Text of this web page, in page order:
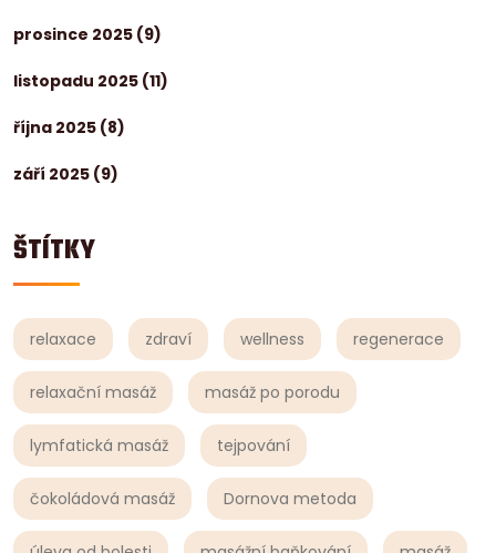
prosince 2025 (9)
listopadu 2025 (11)
října 2025 (8)
září 2025 (9)
ŠTÍTKY
relaxace zdraví wellness regenerace
relaxační masáž masáž po porodu
lymfatická masáž tejpování
čokoládová masáž Dornova metoda